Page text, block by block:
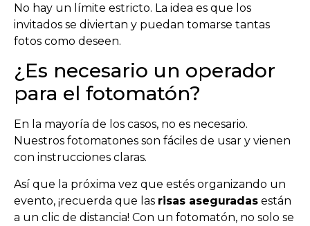
No hay un límite estricto. La idea es que los
invitados se diviertan y puedan tomarse tantas
fotos como deseen.
¿Es necesario un operador
para el fotomatón?
En la mayoría de los casos, no es necesario.
Nuestros fotomatones son fáciles de usar y vienen
con instrucciones claras.
Así que la próxima vez que estés organizando un
evento, ¡recuerda que las risas aseguradas están
a un clic de distancia! Con un fotomatón, no solo se